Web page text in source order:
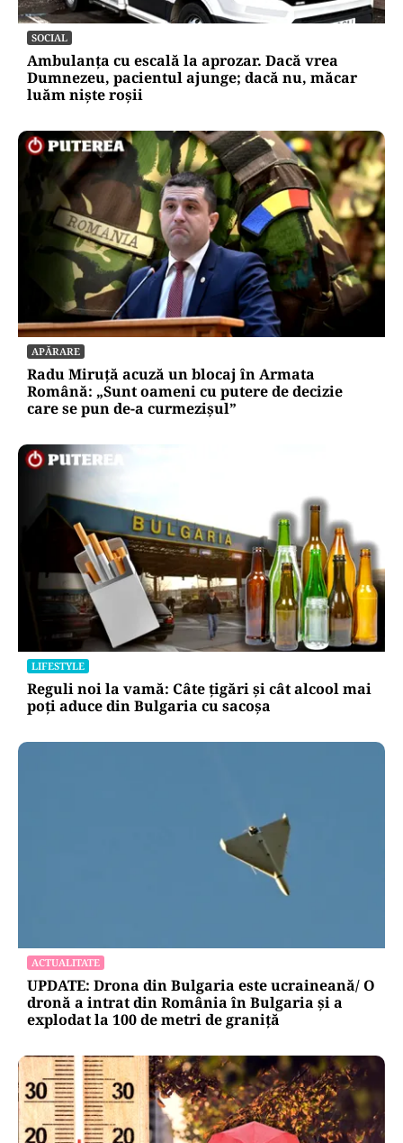
SOCIAL
Ambulanța cu escală la aprozar. Dacă vrea
Dumnezeu, pacientul ajunge; dacă nu, măcar
luăm niște roșii
APĂRARE
Radu Miruță acuză un blocaj în Armata
Română: „Sunt oameni cu putere de decizie
care se pun de-a curmezișul”
LIFESTYLE
Reguli noi la vamă: Câte țigări și cât alcool mai
poți aduce din Bulgaria cu sacoșa
ACTUALITATE
UPDATE: Drona din Bulgaria este ucraineană/ O
dronă a intrat din România în Bulgaria şi a
explodat la 100 de metri de graniţă